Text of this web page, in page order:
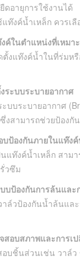
ดอายุการใช้งานได้
ท๊งค์น้ำเหล็ก ควรเ
ค์ในตำแหน่งที่เหมา
งแท๊งค์น้ำในที่ร่มห
ระบบระบายอากาศ
บบระบายอากาศ
งสามารถช่วยป้องกั
บป้องกันภายในแท๊ง
แท๊งค์น้ำเหล็ก สาม
วซึม
บป้องกันการล้นและ
ล์วป้องกันน้ำล้นแล
สอบสภาพและการ
อบชิ้นส่วนเช่น วาล์ว